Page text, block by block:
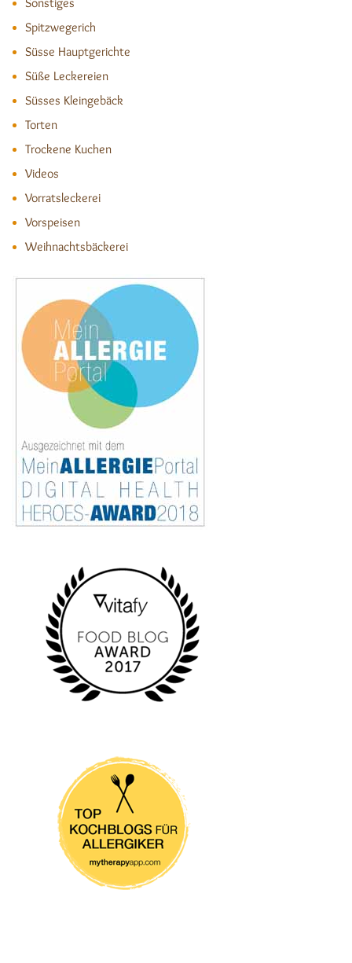
Spitzwegerich
Süsse Hauptgerichte
Süße Leckereien
Süsses Kleingebäck
Torten
Trockene Kuchen
Videos
Vorratsleckerei
Vorspeisen
Weihnachtsbäckerei